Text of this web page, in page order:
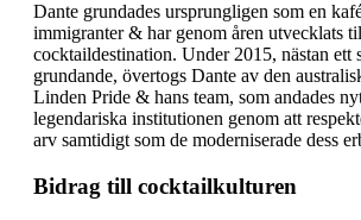
Dante grundades ursprungligen som en
immigranter & har genom åren utvecklats
cocktaildestination. Under 2015, nästan ett
grundande, övertogs Dante av den
Linden Pride & hans team, som andades
legendariska institutionen genom att
arv samtidigt som de moderniserade dess
Bidrag till cocktailkulturen